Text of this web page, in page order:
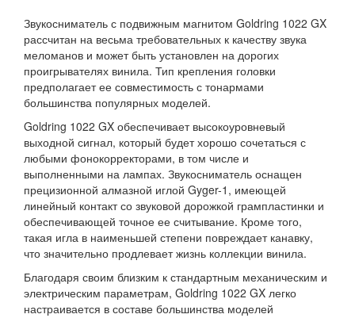
Звукосниматель с подвижным магнитом Goldring 1022 GX
рассчитан на весьма требовательных к качеству звука
меломанов и может быть установлен на дорогих
проигрывателях винила. Тип крепления головки
предполагает ее совместимость с тонармами
большинства популярных моделей.
Goldring 1022 GX обеспечивает высокоуровневый
выходной сигнал, который будет хорошо сочетаться с
любыми фонокорректорами, в том числе и
выполненными на лампах. Звукосниматель оснащен
прецизионной алмазной иглой Gyger-1, имеющей
линейный контакт со звуковой дорожкой грампластинки и
обеспечивающей точное ее считывание. Кроме того,
такая игла в наименьшей степени повреждает канавку,
что значительно продлевает жизнь коллекции винила.
Благодаря своим близким к стандартным механическим и
электрическим параметрам, Goldring 1022 GX легко
настраивается в составе большинства моделей